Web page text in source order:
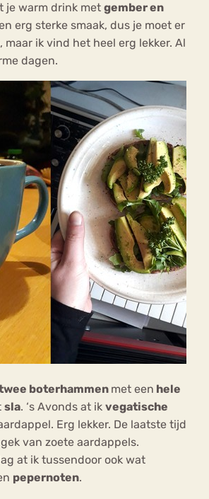
je warm drink met gember en
erg sterke smaak, dus je moet er
maar ik vind het heel erg lekker. Al
dagen.
boterhammen met een hele
sla. ‘s Avonds at ik vegatische
Erg lekker. De laatste tijd
van zoete aardappels.
at ik tussendoor ook wat
pepernoten.